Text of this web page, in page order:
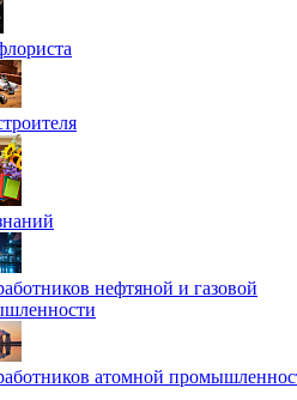
нефтяной и газовой
атомной